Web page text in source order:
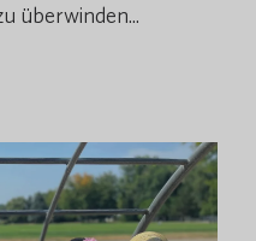
überwinden...